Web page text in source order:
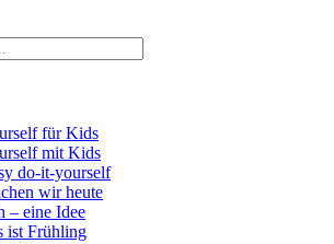
für Kids
mit Kids
do-it-yourself
wir heute
– eine Idee
ist Frühling